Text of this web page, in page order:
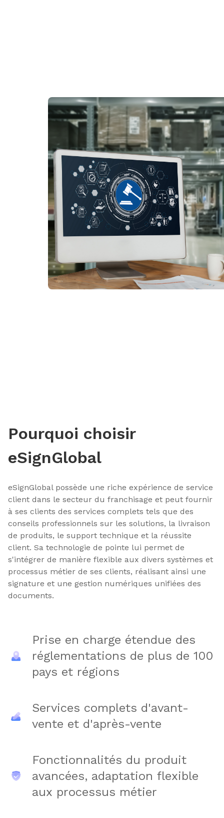
Pourquoi choisir
eSignGlobal
eSignGlobal possède une riche expérience de service
client dans le secteur du franchisage et peut fournir
à ses clients des services complets tels que des
conseils professionnels sur les solutions, la livraison
de produits, le support technique et la réussite
client. Sa technologie de pointe lui permet de
s'intégrer de manière flexible aux divers systèmes et
processus métier de ses clients, réalisant ainsi une
signature et une gestion numériques unifiées des
documents.
Prise en charge étendue des
réglementations de plus de 100
pays et régions
Services complets d'avant-
vente et d'après-vente
Fonctionnalités du produit
avancées, adaptation flexible
aux processus métier